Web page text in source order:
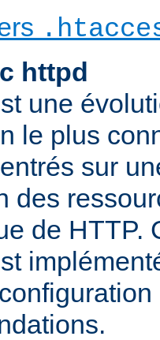
httpd
une
le plus
sur
des
de HTTP.